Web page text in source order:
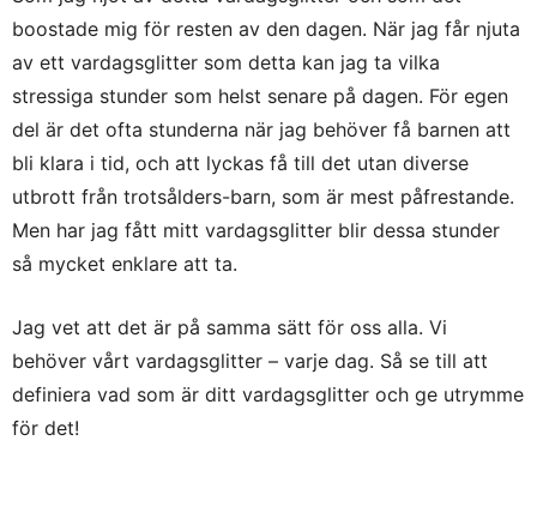
boostade mig för resten av den dagen. När jag får njuta
av ett vardagsglitter som detta kan jag ta vilka
stressiga stunder som helst senare på dagen. För egen
del är det ofta stunderna när jag behöver få barnen att
bli klara i tid, och att lyckas få till det utan diverse
utbrott från trotsålders-barn, som är mest påfrestande.
Men har jag fått mitt vardagsglitter blir dessa stunder
så mycket enklare att ta.
Jag vet att det är på samma sätt för oss alla. Vi
behöver vårt vardagsglitter – varje dag. Så se till att
definiera vad som är ditt vardagsglitter och ge utrymme
för det!